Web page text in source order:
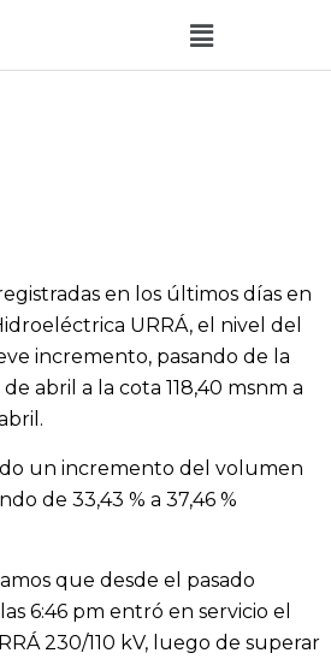
en los últimos días en
URRÁ, el nivel del
incremento, pasando de la
de abril a la cota 118,40 msnm a
un incremento del volumen
de 33,43 % a 37,46 %
que desde el pasado
6:46 pm entró en servicio el
230/110 kV, luego de superar